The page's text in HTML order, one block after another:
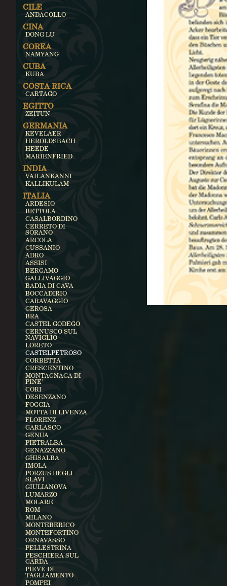
CILE
ANDACOLLO
CINA
DONG LU
COREA
NAMYANG
CUBA
KUBA
COSTA RICA
CARTAGO
EGITTO
ZEITUN
GERMANIA
KEVELAER
HEROLDSBACH
HEEDE
MARIENFRIED
INDIA
VAILANKANNI
KALLIKULAM
ITALIA
ARDESIO
BETTOLA
CASALBORDINO
CERRETO DI
SORANO
ARCOLA
CUSSANIO
ADRO
ASSISI
BERGAMO
GALLIVAGGIO
BADIA DI CAVA
BOCCADIRIO
CARAVAGGIO
GEROSA
BRA
CASTEL GODEGO
CERNUSCO SUL
NAVIGLIO
LORETO
CASTELPETROSO
CORBETTA
CRESCENTINO
MONTAGNAGA DI
PINE'
CORI
DESENZANO
FOGGIA
MOTTA DI LIVENZA
FLORENZ
GARLASCO
GENUA
PIETRALBA
GENAZZANO
GHISALBA
IMOLA
PORZUS DEGLI
SLAVI
GIULIANOVA
LUMARZO
MOLARE
ROM
MILANO
MONTEBERICO
MONTEFORTINO
ORNAVASSO
PELLESTRINA
PESCHIERA SUL
GARDA
PIEVE DI
TAGLIAMENTO
POMPEI